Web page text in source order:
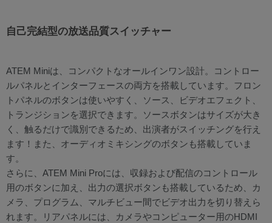
自己完結型の放送品質スイッチャー
ATEM Miniは、コンパクトなオールインワン設計。コントロー
ルパネルとインターフェースの両方を搭載しています。フロン
トパネルのボタンは使いやすく、ソース、ビデオエフェクト、
トランジションを選択できます。ソースボタンはサイズが大き
く、触るだけで識別できるため、出演者がスイッチングを行え
ます！また、オーディオミキシングのボタンも搭載していま
す。
さらに、ATEM Mini Proには、収録および配信のコントロール
用のボタンに加え、出力の選択ボタンも搭載しているため、カ
メラ、プログラム、マルチビュー間でビデオ出力を切り替えら
れます。リアパネルには、カメラやコンピューター用のHDMI